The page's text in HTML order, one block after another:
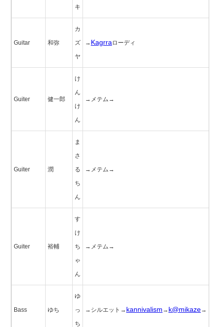
キ
Guitar 和弥
カ
ズ
ヤ
→ Kagrra ローディ
Guiter 健一郎
け
ん
け
ん
→メテム→
Guiter 潤
ま
さ
る
ち
ん
→メテム→
Guiter 裕輔
す
け
ち
ゃ
ん
→メテム→
Bass ゆち
ゆ
っ
ち
→シルエット→ kannivalism → k@mikaze→